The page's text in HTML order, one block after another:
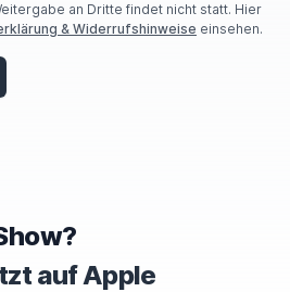
an Dritte findet nicht statt. Hier
& Widerrufshinweise einsehen.
auf Apple